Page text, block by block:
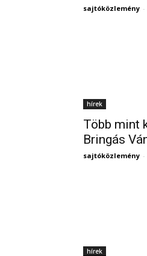
sajtóközlemény -
hírek
Több mint
Bringás
sajtóközlemény -
hírek